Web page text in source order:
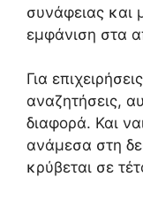
συνάφειας και
εμφάνιση στα
Για
αναζητήσεις,
διαφορά. Και
ανάμεσα στη
κρύβεται σε